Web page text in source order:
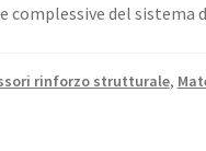
complessive del sistema
rinforzo strutturale,